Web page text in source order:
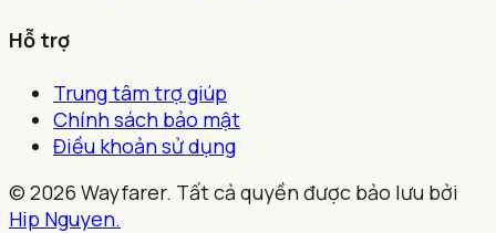
Hỗ trợ
Trung tâm trợ giúp
Chính sách bảo mật
Điều khoản sử dụng
© 2026 Wayfarer. Tất cả quyền được bảo lưu bởi
Hip Nguyen.